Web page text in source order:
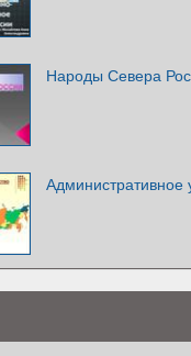
Народы Севера
Административное